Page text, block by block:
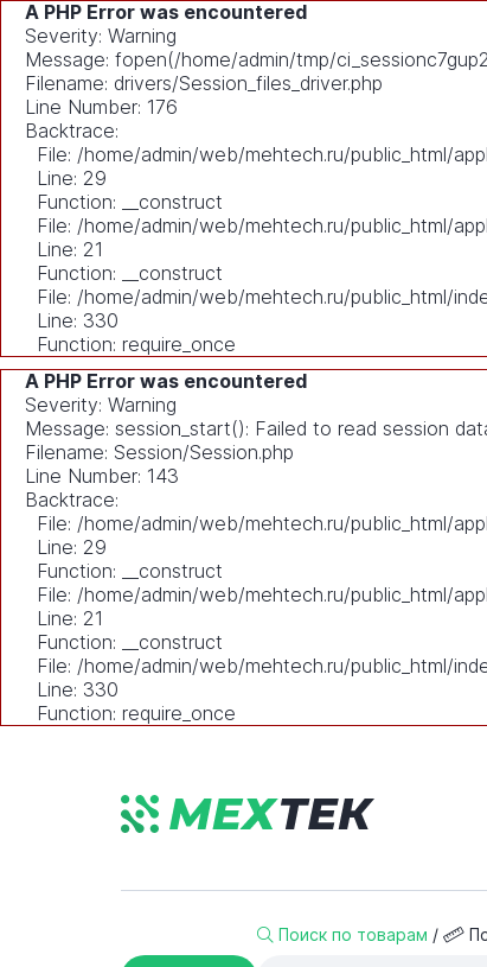
A PHP Error was encountered
Severity: Warning
Message: fopen(/home/admin/tmp/
Filename: drivers/Session_files_driver.php
Line Number: 176
Backtrace:
File: /home/admin/web/mehtech.ru/public_html/
Line: 29
Function: __construct
File: /home/admin/web/mehtech.ru/public_html/
Line: 21
Function: __construct
File: /home/admin/web/mehtech.ru/public_html/
Line: 330
Function: require_once
A PHP Error was encountered
Severity: Warning
Message: session_start(): Failed to read session
Filename: Session/Session.php
Line Number: 143
Backtrace:
File: /home/admin/web/mehtech.ru/public_html/
Line: 29
Function: __construct
File: /home/admin/web/mehtech.ru/public_html/
Line: 21
Function: __construct
File: /home/admin/web/mehtech.ru/public_html/
Line: 330
Function: require_once
Поиск по товарам /